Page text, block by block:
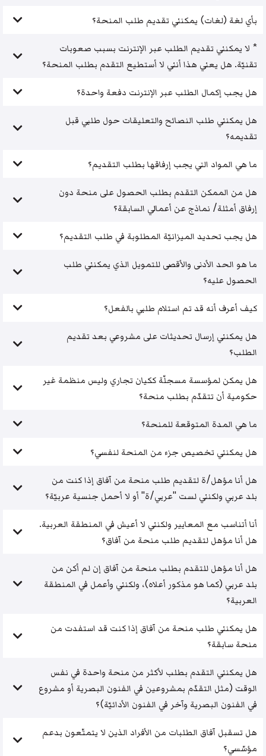
بأي لغة (لغات) يمكنني تقديم طلب المنحة؟
* لا يمكنني تقديم الطلب عبر الإنترنت بسبب صعوبات
تقنيّة. هل يعني هذا أنني لا أستطيع التقدم بطلب المنحة؟
هل يجب إكمال الطلب عبر الإنترنت دفعة واحدة؟
هل يمكنني طلب النصائح والتعليقات حول طلبي قبل
تقديمه؟
ما هي المواد التي يجب إرفاقها بطلب التقديم؟
هل من الممكن التقدم بطلب الحصول على منحة دون
إرفاق أمثلة/ نماذج عن أعمالي السابقة؟
هل يجب تحديد الميزانيّة المطلوبة في طلب التقديم؟
ما هو الحد الأدنى والأقصى للتمويل الذي يمكنني طلب
الحصول عليه؟
كيف أعرف أنه قد تم استلام طلبي بالفعل؟
هل يمكنني إرسال تحديثات على مشروعي بعد تقديم
الطلب؟
هل يمكن لمؤسسة مسجلّة ككيان تجاري وليس منظمة غير
حكومية أن تتقدّم بطلب منحة؟
ما هي المدة المتوقعة للمنحة؟
هل يمكنني تخصيص جزء من المنحة لنفسي؟
هل أنا مؤهل/ة لتقديم طلب منحة من آفاق إذا كنت من
بلد عربي ولكنني لست "عربي/ة" أو لا أحمل جنسية عربيّة؟
أنا أتناسب مع المعايير ولكنني لا أعيش في المنطقة العربية.
هل أنا مؤهل لتقديم طلب منحة من آفاق؟
هل أنا مؤهل للتقدم بطلب منحة من آفاق إن لم أكن من
بلد عربي (كما هو مذكور أعلاه)، ولكنني وأعمل في المنطقة
العربية؟
هل يمكنني طلب منحة من آفاق إذا كنت قد استفدت من
منحة سابقة؟
هل يمكنني التقدم بطلب لأكثر من منحة واحدة في نفس
الوقت (مثل التقدّم بمشروعين في الفنون البصرية أو مشروع
في الفنون البصرية وآخر في الفنون الأدائيّة)؟
هل تسقبل آفاق الطلبات من الأفراد الذين لا يتمتّعون بدعم
مؤسّسي؟